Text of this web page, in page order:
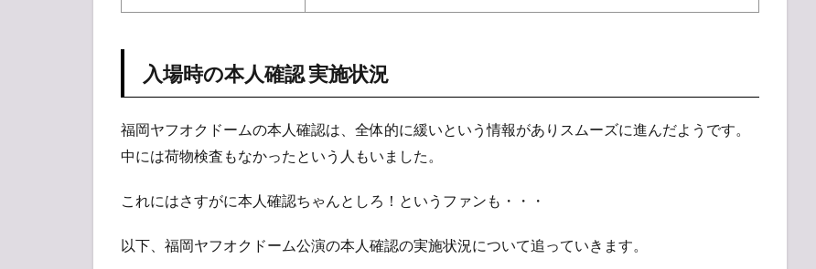
入場時の本人確認 実施状況
福岡ヤフオクドームの本人確認は、全体的に緩いという情報がありスムーズに進んだようです。
中には荷物検査もなかったという人もいました。
これにはさすがに本人確認ちゃんとしろ！というファンも・・・
以下、福岡ヤフオクドーム公演の本人確認の実施状況について追っていきます。